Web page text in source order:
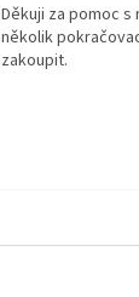
Děkuji za pomoc
několik
zakoupit.